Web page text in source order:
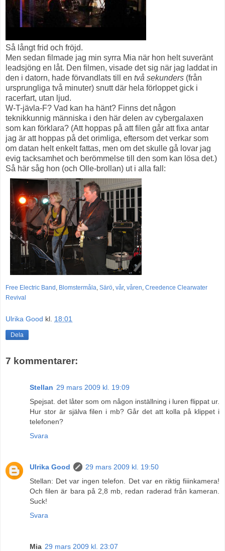
Så långt frid och fröjd.
Men sedan filmade jag min syrra Mia när hon helt suveränt
leadsjöng en låt. Den filmen, visade det sig när jag laddat in
den i datorn, hade förvandlats till en två sekunders (från
ursprungliga två minuter) snutt där hela förloppet gick i
racerfart, utan ljud.
W-T-jävla-F? Vad kan ha hänt? Finns det någon
teknikkunnig människa i den här delen av cybergalaxen
som kan förklara? (Att hoppas på att filen går att fixa antar
jag är att hoppas på det orimliga, eftersom det verkar som
om datan helt enkelt fattas, men om det skulle gå lovar jag
evig tacksamhet och berömmelse till den som kan lösa det.)
Så här såg hon (och Olle-brollan) ut i alla fall:
Free Electric Band , Blomstermåla, Särö, vår, våren, Creedence Clearwater
Revival
Ulrika Good kl. 18:01
Dela
7 kommentarer:
Stellan 29 mars 2009 kl. 19:09
Spejsat. det låter som om någon inställning i luren flippat ur.
Hur stor är själva filen i mb? Går det att kolla på klippet i
telefonen?
Svara
Ulrika Good
29 mars 2009 kl. 19:50
Stellan: Det var ingen telefon. Det var en riktig fiiinkamera!
Och filen är bara på 2,8 mb, redan raderad från kameran.
Suck!
Svara
Mia 29 mars 2009 kl. 23:07